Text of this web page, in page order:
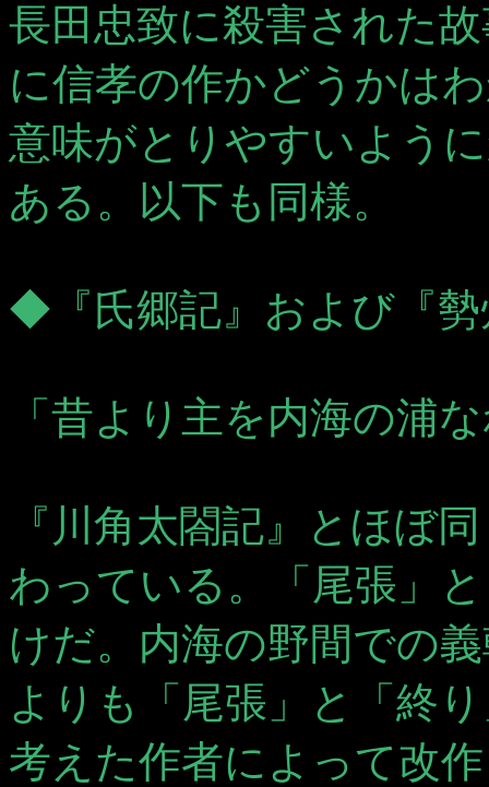
長田忠致に殺害された
に信孝の作かどうかは
意味がとりやすいよう
ある。以下も同様。
◆『氏郷記』および『勢
「昔より主を内海の浦
『川角太閤記』とほぼ
わっている。「尾張」
けだ。内海の野間での
よりも「尾張」と「終
考えた作者によって改